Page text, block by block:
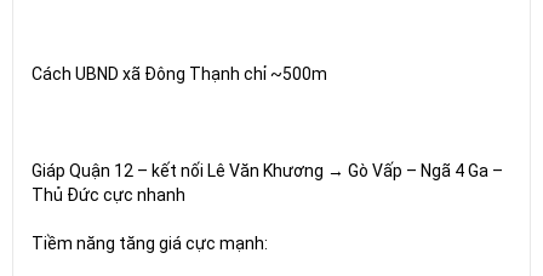
Cách UBND xã Đông Thạnh chỉ ~500m
Giáp Quận 12 – kết nối Lê Văn Khương → Gò Vấp – Ngã 4 Ga –
Thủ Đức cực nhanh
Tiềm năng tăng giá cực mạnh: